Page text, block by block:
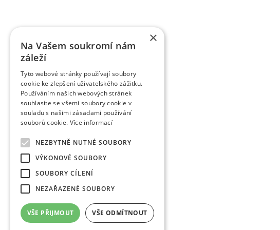
výzkumu do praxe představují pěstitelské metodiky, které jsou
×
Na Vašem soukromí nám
záleží
Tyto webové stránky používají soubory
cookie ke zlepšení uživatelského zážitku.
Používáním našich webových stránek
souhlasíte se všemi soubory cookie v
souladu s našimi zásadami používání
souborů cookie. Více informací
NEZBYTNĚ NUTNÉ SOUBORY
VÝKONOVÉ SOUBORY
SOUBORY CÍLENÍ
NEZAŘAZENÉ SOUBORY
VŠE PŘIJMOUT VŠE ODMÍTNOUT